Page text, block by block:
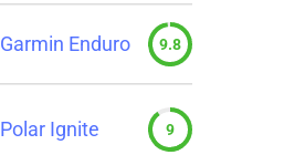
Garmin Enduro 9.8
Polar Ignite 9